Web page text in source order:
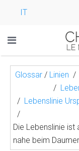
IT
Glossar / Linien
Lebenslinie
Die Lebenslinie ist
nahe beim